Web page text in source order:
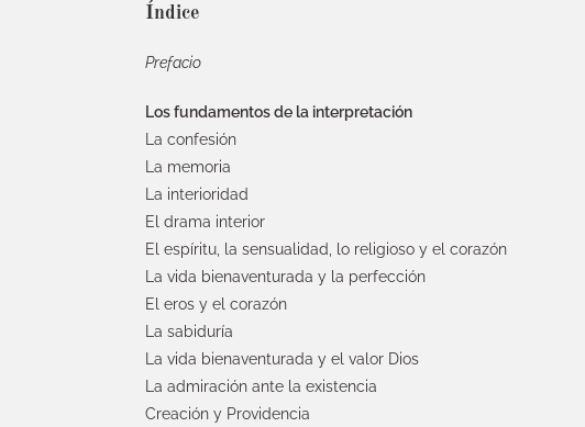
Índice
Prefacio
Los fundamentos de la interpretación
La confesión
La memoria
La interioridad
El drama interior
El espíritu, la sensualidad, lo religioso y el corazón
La vida bienaventurada y la perfección
El eros y el corazón
La sabiduría
La vida bienaventurada y el valor Dios
La admiración ante la existencia
Creación y Providencia